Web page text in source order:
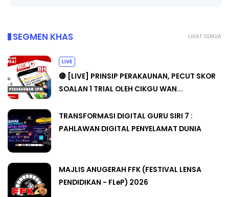
LIHAT SEMUA
SEGMEN KHAS
LIVE
🔴 [LIVE] PRINSIP PERAKAUNAN, PECUT SKOR
SOALAN 1 TRIAL OLEH CIKGU WAN...
TRANSFORMASI DIGITAL GURU SIRI 7 :
PAHLAWAN DIGITAL PENYELAMAT DUNIA
MAJLIS ANUGERAH FFK (FESTIVAL LENSA
PENDIDIKAN - FLeP) 2026